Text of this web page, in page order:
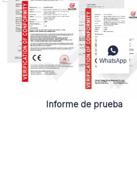
Informe de prueba
WhatsApp